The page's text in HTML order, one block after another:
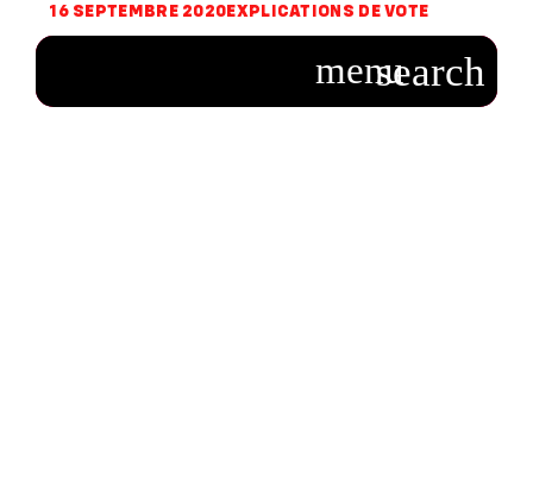
16 SEPTEMBRE 2020EXPLICATIONS DE VOTE
Système mondial
de collecte des